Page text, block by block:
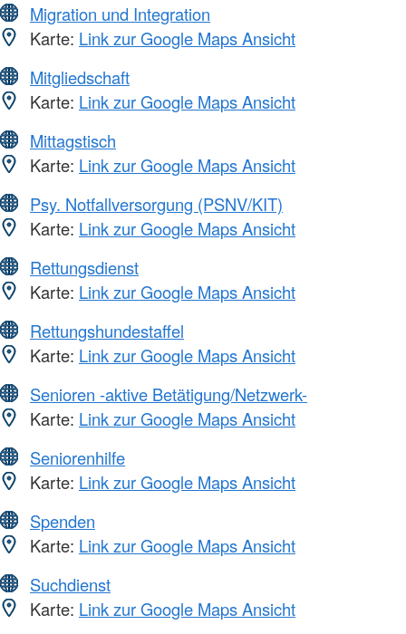
Migration und Integration
Karte: Link zur Google Maps Ansicht
Mitgliedschaft
Karte: Link zur Google Maps Ansicht
Mittagstisch
Karte: Link zur Google Maps Ansicht
Psy. Notfallversorgung (PSNV/KIT)
Karte: Link zur Google Maps Ansicht
Rettungsdienst
Karte: Link zur Google Maps Ansicht
Rettungshundestaffel
Karte: Link zur Google Maps Ansicht
Senioren -aktive Betätigung/Netzwerk-
Karte: Link zur Google Maps Ansicht
Seniorenhilfe
Karte: Link zur Google Maps Ansicht
Spenden
Karte: Link zur Google Maps Ansicht
Suchdienst
Karte: Link zur Google Maps Ansicht